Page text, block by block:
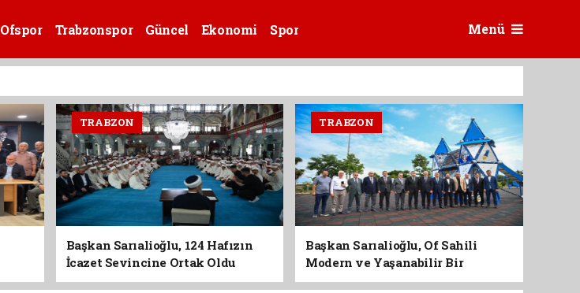
Ofspor Trabzonspor Güncel Ekonomi Spor Menü
TRABZON
Başkan Sarıalioğlu, 124 Hafızın
İcazet Sevincine Ortak Oldu
TRABZON
Başkan Sarıalioğlu, Of Sahili
Modern ve Yaşanabilir Bir
Kimliğe Kavuşuyor